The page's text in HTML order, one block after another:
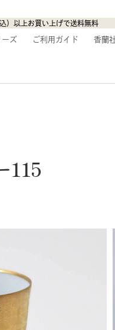
）以上お買い上げで送料無料
ーズ ご利用ガイド 香蘭
115